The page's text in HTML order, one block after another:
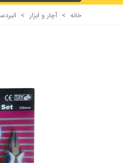
خانه > آچار و ابزار >